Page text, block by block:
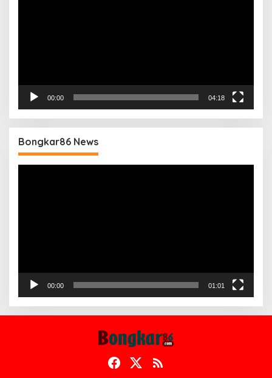
00:00 04:18
Bongkar86 News
00:00 01:01